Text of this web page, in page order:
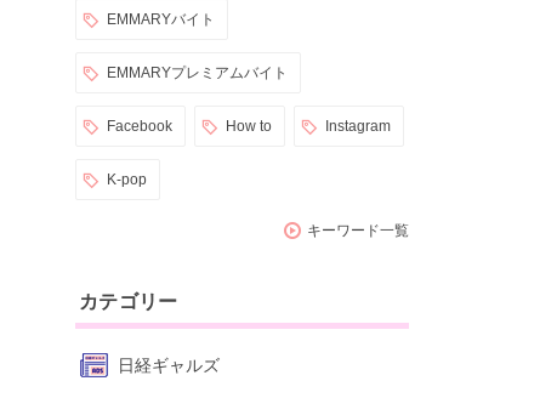
EMMARYバイト
EMMARYプレミアムバイト
Facebook How to Instagram
K-pop
キーワード一覧
カテゴリー
日経ギャルズ